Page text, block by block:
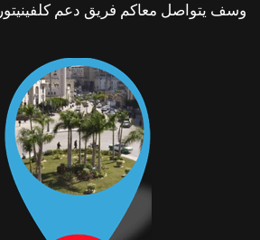
وسف يتواصل معاكم فريق دعم كلفينيتور